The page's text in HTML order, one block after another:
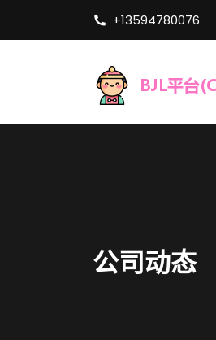
+13594780076
公司动态